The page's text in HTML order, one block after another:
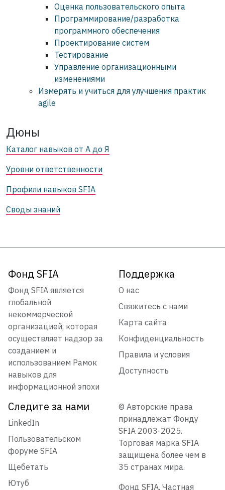
Оценка пользовательского опыта
Программирование/разработка
программного обеспечения
Проектирование систем
Тестирование
Управление организационными
изменениями
Измерять и учиться для улучшения практик
agile
Дюны
Каталог навыков от А до Я
Уровни ответственности
Профили навыков SFIA
Своды знаний
Фонд SFIA
Фонд SFIA является
глобальной
некоммерческой
организацией, которая
осуществляет надзор за
созданием и
использованием Рамок
навыков для
информационной эпохи
Поддержка
О нас
Свяжитесь с нами
Карта сайта
Конфиденциальность
Правила и условия
Доступность
Следите за нами
LinkedIn
Пользовательском
форуме SFIA
Щебетать
Ютуб
© Авторские права
принадлежат Фонду
SFIA 2003-2025.
Торговая марка SFIA
защищена более чем в
35 странах мира.
Фонд SFIA. Частная